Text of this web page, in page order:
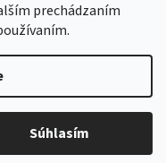
prechádzaním
Súhlasím
vyhradené.Upraviť